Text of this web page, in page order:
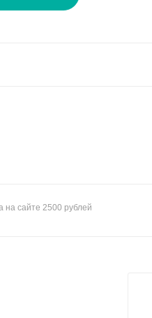
на сайте 2500 рублей